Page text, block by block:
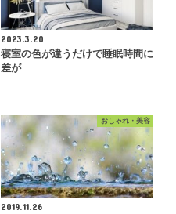
2023.3.20
寝室の色が違うだけで睡眠時間に
差が
おしゃれ・美容
2019.11.26